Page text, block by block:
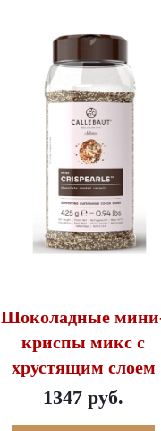
Шоколадные
криспы микс с
хрустящим слоем
1347 руб.